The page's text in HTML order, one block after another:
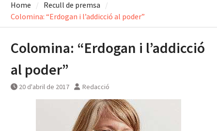
Home
Recull de premsa
Colomina: “Erdogan i l’addicció al poder”
Colomina: “Erdogan i l’addicció
al poder”
20 d'abril de 2017 Redacció